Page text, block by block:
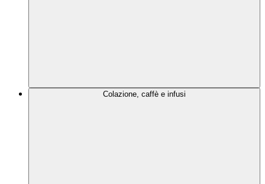
Colazione, caffè e infusi